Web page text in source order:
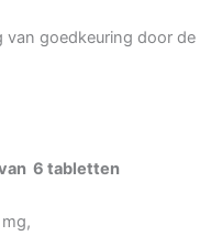
van goedkeuring door de
6 tabletten